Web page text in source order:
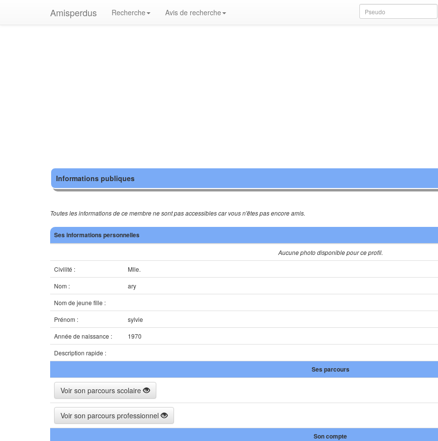
Amisperdus Recherche Avis de recherche
Informations publiques
Toutes les informations de ce membre ne sont pas accessibles car vous n'êtes pas encore amis.
Ses informations personnelles
Aucune photo disponible pour ce profil.
Civilité :
Mlle.
Nom :
ary
Nom de jeune fille :
Prénom :
sylvie
Année de naissance :
1970
Description rapide :
Ses parcours
Voir son parcours scolaire
Voir son parcours professionnel
Son compte